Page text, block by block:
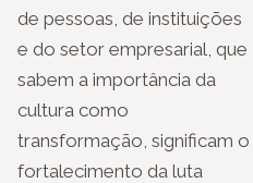
de pessoas, de instituições
e do setor empresarial, que
sabem a importância da
cultura como
transformação, significam o
fortalecimento da luta